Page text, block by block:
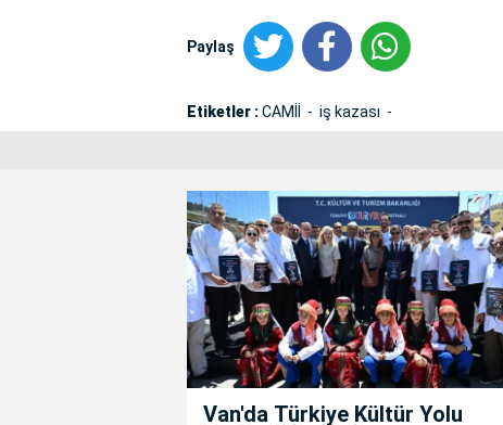
Paylaş
Etiketler :CAMİİ iş kazası
Van'da Türkiye Kültür Yolu